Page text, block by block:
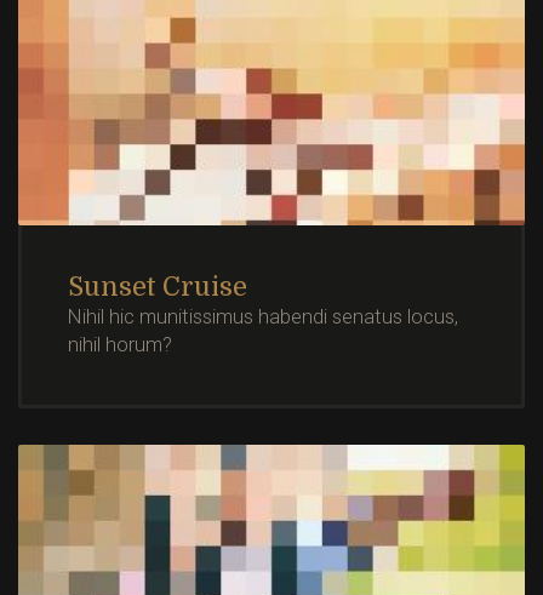
Sunset Cruise
Nihil hic munitissimus habendi senatus locus,
nihil horum?